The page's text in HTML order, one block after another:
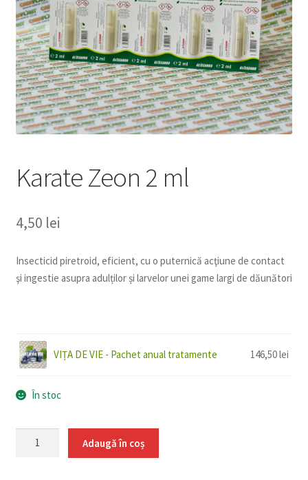
copil
Karate Zeon 2 ml
4,50 lei
Insecticid piretroid, eficient, cu o puternică acţiune de contact
şi ingestie asupra adulților și larvelor unei game largi de dăunători
VIȚA DE VIE - Pachet anual tratamente 146,50lei
În stoc
Cantitate
Adaugă în coș